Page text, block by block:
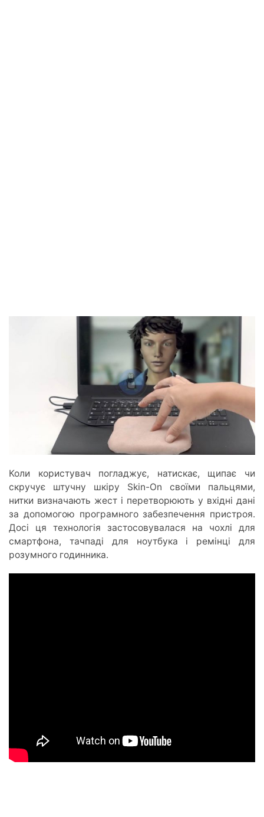
Коли користувач погладжує, натискає, щипає чи
скручує штучну шкіру Skin-On своїми пальцями,
нитки визначають жест і перетворюють у вхідні дані
за допомогою програмного забезпечення пристроя.
Досі ця технологія застосовувалася на чохлі для
смартфона, тачпаді для ноутбука і ремінці для
розумного годинника.